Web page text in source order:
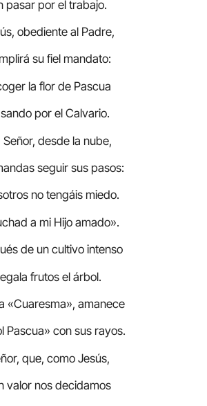
pasar por el trabajo.
obediente al Padre,
su fiel mandato:
la flor de Pascua
por el Calvario.
Señor, desde la nube,
seguir sus pasos:
no tengáis miedo.
a mi Hijo amado».
de un cultivo intenso
frutos el árbol.
«Cuaresma», amanece
Pascua» con sus rayos.
que, como Jesús,
valor nos decidamos